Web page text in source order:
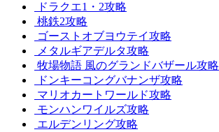
ドラクエ1・2攻略
桃鉄2攻略
ゴーストオブヨウテイ攻略
メタルギアデルタ攻略
牧場物語 風のグランドバザール攻略
ドンキーコングバナンザ攻略
マリオカートワールド攻略
モンハンワイルズ攻略
エルデンリング攻略